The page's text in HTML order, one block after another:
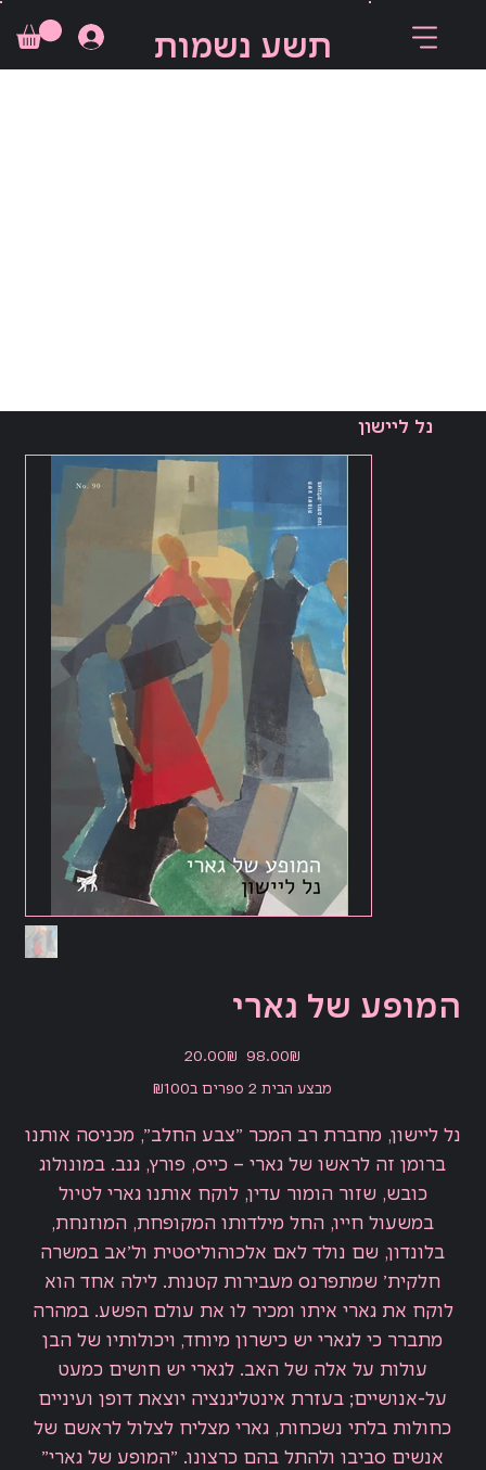
תשע נשמות
המופע של גארי
מחיר
מקורי
‏98.00 ‏₪
מחיר
מבצע
‏20.00 ‏₪
מבצע הבית 2 ספרים ב₪100
נל ליישון, מחברת רב המכר ״צבע החלב״, מכניסה אותנו
ברומן זה לראשו של גארי – כייס, פורץ, גנב. במונולוג
כובש, שזור הומור עדין, לוקח אותנו גארי לטיול
במשעול חייו, החל מילדותו המקופחת, המוזנחת,
בלונדון, שם נולד לאם אלכוהוליסטית ול׳אב במשרה
חלקית׳ שמתפרנס מעבירות קטנות. לילה אחד הוא
לוקח את גארי איתו ומכיר לו את עולם הפשע. במהרה
מתברר כי לגארי יש כישרון מיוחד, ויכולותיו של הבן
עולות על אלה של האב. לגארי יש חושים כמעט
על-אנושיים; בעזרת אינטליגנציה יוצאת דופן ועיניים
כחולות בלתי נשכחות, גארי מצליח לצלול לראשם של
אנשים סביבו ולהתל בהם כרצונו. ״המופע של גארי״
נל ליישון